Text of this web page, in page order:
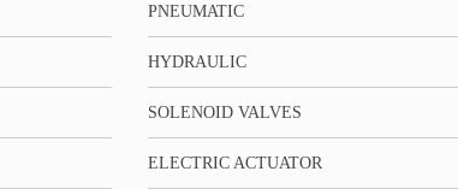
PNEUMATIC
HYDRAULIC
SOLENOID VALVES
ELECTRIC ACTUATOR